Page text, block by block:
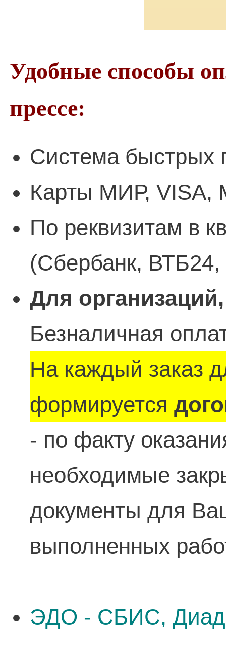
Удобные способы
прессе:
Система быстрых
Карты МИР, VISA,
По реквизитам в
(Сбербанк,
Для
Безналичная
На каждый заказ
формируется
- по факту
необходимые
документы для
выполненных
ЭДО - СБИС,